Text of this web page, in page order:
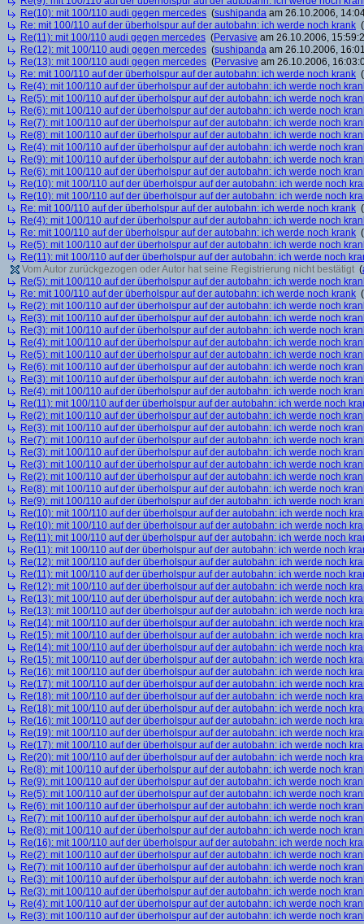
Re(10): mit 100/110 audi gegen mercedes (sushipanda am 26.10.2006,
Re: mit 100/110 auf der überholspur auf der autobahn: ich werde noch krank (
Re(11): mit 100/110 audi gegen mercedes (Pervasive am 26.10.2006,
Re(12): mit 100/110 audi gegen mercedes (sushipanda am 26.10.2006,
Re(13): mit 100/110 audi gegen mercedes (Pervasive am 26.10.2006,
Re: mit 100/110 auf der überholspur auf der autobahn: ich werde noch krank (
Re(4): mit 100/110 auf der überholspur auf der autobahn: ich werde noch
Re(5): mit 100/110 auf der überholspur auf der autobahn: ich werde noch
Re(6): mit 100/110 auf der überholspur auf der autobahn: ich werde noch
Re(7): mit 100/110 auf der überholspur auf der autobahn: ich werde noch
Re(8): mit 100/110 auf der überholspur auf der autobahn: ich werde noch
Re(4): mit 100/110 auf der überholspur auf der autobahn: ich werde noch
Re(9): mit 100/110 auf der überholspur auf der autobahn: ich werde noch
Re(6): mit 100/110 auf der überholspur auf der autobahn: ich werde noch
Re(10): mit 100/110 auf der überholspur auf der autobahn: ich werde noch
Re(10): mit 100/110 auf der überholspur auf der autobahn: ich werde noch
Re: mit 100/110 auf der überholspur auf der autobahn: ich werde noch krank (
Re(4): mit 100/110 auf der überholspur auf der autobahn: ich werde noch
Re: mit 100/110 auf der überholspur auf der autobahn: ich werde noch krank (
Re(5): mit 100/110 auf der überholspur auf der autobahn: ich werde noch
Re(11): mit 100/110 auf der überholspur auf der autobahn: ich werde noch
Vom Autor zurückgezogen oder Autor hat seine Registrierung nicht bestätigt (
Re(5): mit 100/110 auf der überholspur auf der autobahn: ich werde noch
Re: mit 100/110 auf der überholspur auf der autobahn: ich werde noch krank (
Re(2): mit 100/110 auf der überholspur auf der autobahn: ich werde noch
Re(3): mit 100/110 auf der überholspur auf der autobahn: ich werde noch
Re(3): mit 100/110 auf der überholspur auf der autobahn: ich werde noch
Re(4): mit 100/110 auf der überholspur auf der autobahn: ich werde noch
Re(5): mit 100/110 auf der überholspur auf der autobahn: ich werde noch
Re(6): mit 100/110 auf der überholspur auf der autobahn: ich werde noch
Re(3): mit 100/110 auf der überholspur auf der autobahn: ich werde noch
Re(4): mit 100/110 auf der überholspur auf der autobahn: ich werde noch
Re(11): mit 100/110 auf der überholspur auf der autobahn: ich werde noch
Re(2): mit 100/110 auf der überholspur auf der autobahn: ich werde noch
Re(3): mit 100/110 auf der überholspur auf der autobahn: ich werde noch
Re(7): mit 100/110 auf der überholspur auf der autobahn: ich werde noch
Re(3): mit 100/110 auf der überholspur auf der autobahn: ich werde noch
Re(3): mit 100/110 auf der überholspur auf der autobahn: ich werde noch
Re(2): mit 100/110 auf der überholspur auf der autobahn: ich werde noch
Re(8): mit 100/110 auf der überholspur auf der autobahn: ich werde noch
Re(9): mit 100/110 auf der überholspur auf der autobahn: ich werde noch
Re(10): mit 100/110 auf der überholspur auf der autobahn: ich werde noch
Re(10): mit 100/110 auf der überholspur auf der autobahn: ich werde noch
Re(11): mit 100/110 auf der überholspur auf der autobahn: ich werde noch
Re(11): mit 100/110 auf der überholspur auf der autobahn: ich werde noch
Re(12): mit 100/110 auf der überholspur auf der autobahn: ich werde noch
Re(11): mit 100/110 auf der überholspur auf der autobahn: ich werde noch
Re(12): mit 100/110 auf der überholspur auf der autobahn: ich werde noch
Re(13): mit 100/110 auf der überholspur auf der autobahn: ich werde noch
Re(13): mit 100/110 auf der überholspur auf der autobahn: ich werde noch
Re(14): mit 100/110 auf der überholspur auf der autobahn: ich werde noch
Re(15): mit 100/110 auf der überholspur auf der autobahn: ich werde noch
Re(14): mit 100/110 auf der überholspur auf der autobahn: ich werde noch
Re(15): mit 100/110 auf der überholspur auf der autobahn: ich werde noch
Re(16): mit 100/110 auf der überholspur auf der autobahn: ich werde noch
Re(17): mit 100/110 auf der überholspur auf der autobahn: ich werde noch
Re(18): mit 100/110 auf der überholspur auf der autobahn: ich werde noch
Re(18): mit 100/110 auf der überholspur auf der autobahn: ich werde noch
Re(16): mit 100/110 auf der überholspur auf der autobahn: ich werde noch
Re(19): mit 100/110 auf der überholspur auf der autobahn: ich werde noch
Re(17): mit 100/110 auf der überholspur auf der autobahn: ich werde noch
Re(20): mit 100/110 auf der überholspur auf der autobahn: ich werde noch
Re(8): mit 100/110 auf der überholspur auf der autobahn: ich werde noch
Re(9): mit 100/110 auf der überholspur auf der autobahn: ich werde noch
Re(5): mit 100/110 auf der überholspur auf der autobahn: ich werde noch
Re(6): mit 100/110 auf der überholspur auf der autobahn: ich werde noch
Re(7): mit 100/110 auf der überholspur auf der autobahn: ich werde noch
Re(8): mit 100/110 auf der überholspur auf der autobahn: ich werde noch
Re(16): mit 100/110 auf der überholspur auf der autobahn: ich werde noch
Re(2): mit 100/110 auf der überholspur auf der autobahn: ich werde noch
Re(7): mit 100/110 auf der überholspur auf der autobahn: ich werde noch
Re(3): mit 100/110 auf der überholspur auf der autobahn: ich werde noch
Re(3): mit 100/110 auf der überholspur auf der autobahn: ich werde noch
Re(4): mit 100/110 auf der überholspur auf der autobahn: ich werde noch
Re(3): mit 100/110 auf der überholspur auf der autobahn: ich werde noch